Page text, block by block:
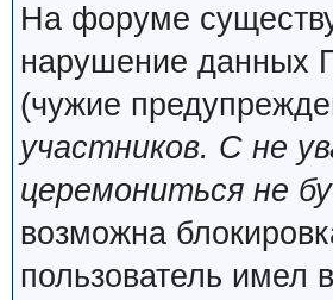
На форуме
нарушение данных
(чужие
участников. С не
церемониться не
возможна
пользователь